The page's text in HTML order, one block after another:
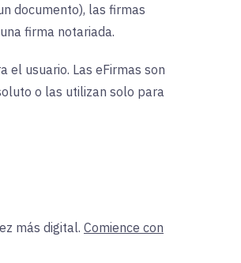
documento), las firmas
firma notariada.
el usuario. Las eFirmas son
o las utilizan solo para
más digital. Comience con